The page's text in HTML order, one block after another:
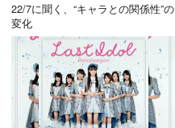
22/7に聞く、“キャラとの関係性”の
変化